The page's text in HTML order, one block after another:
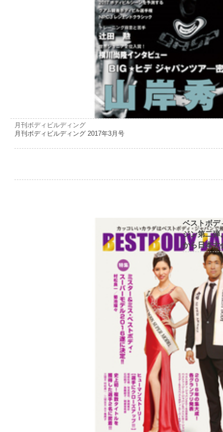
月刊ボディビルディング
月刊ボディビルディング 2017年3月号
ベストボデ
ジン第二弾
から日本大